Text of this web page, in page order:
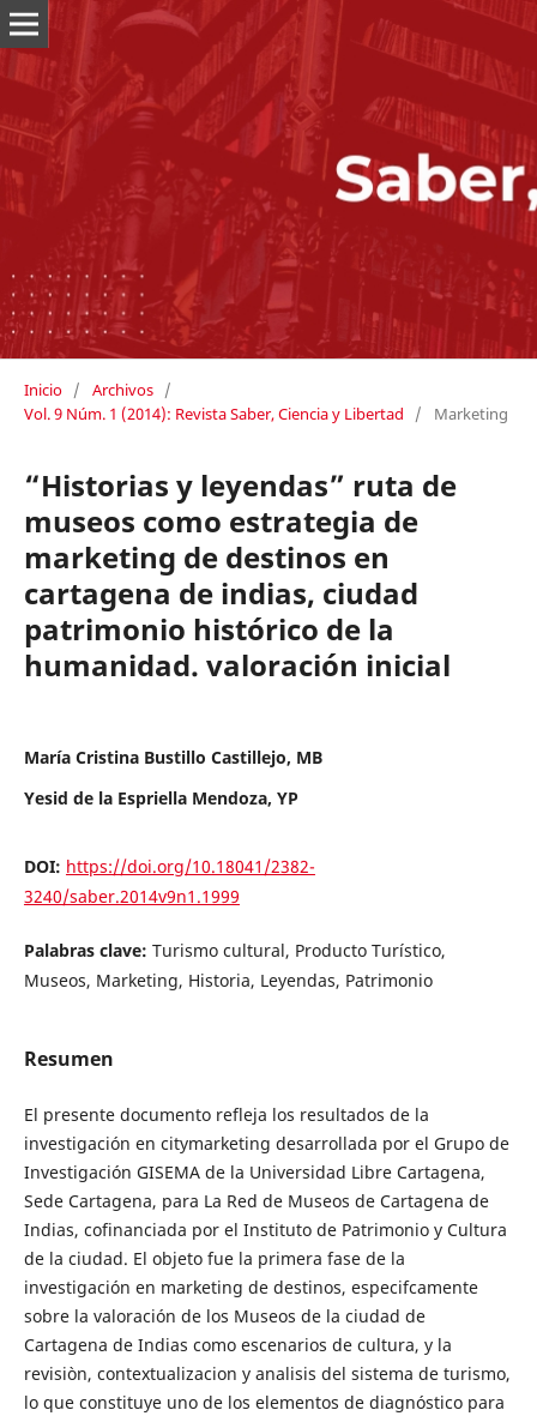
Inicio / Archivos /
Vol. 9 Núm. 1 (2014): Revista Saber, Ciencia y Libertad
/ Marketing
“Historias y leyendas” ruta de
museos como estrategia de
marketing de destinos en
cartagena de indias, ciudad
patrimonio histórico de la
humanidad. valoración inicial
María Cristina Bustillo Castillejo, MB
Yesid de la Espriella Mendoza, YP
DOI: https://doi.org/10.18041/2382-
3240/saber.2014v9n1.1999
Palabras clave: Turismo cultural, Producto Turístico,
Museos, Marketing, Historia, Leyendas, Patrimonio
Resumen
El presente documento refleja los resultados de la
investigación en citymarketing desarrollada por el Grupo de
Investigación GISEMA de la Universidad Libre Cartagena,
Sede Cartagena, para La Red de Museos de Cartagena de
Indias, cofinanciada por el Instituto de Patrimonio y Cultura
de la ciudad. El objeto fue la primera fase de la
investigación en marketing de destinos, especifcamente
sobre la valoración de los Museos de la ciudad de
Cartagena de Indias como escenarios de cultura, y la
revisiòn, contextualizacion y analisis del sistema de turismo,
lo que constituye uno de los elementos de diagnóstico para